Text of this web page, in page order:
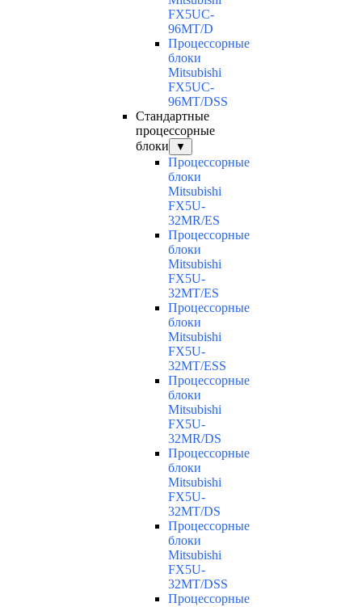
FX5UC-
96MT/D
Процессорные
блоки
Mitsubishi
FX5UC-
96MT/DSS
Стандартные
процессорные
блоки
▼
Процессорные
блоки
Mitsubishi
FX5U-
32MR/ES
Процессорные
блоки
Mitsubishi
FX5U-
32MT/ES
Процессорные
блоки
Mitsubishi
FX5U-
32MT/ESS
Процессорные
блоки
Mitsubishi
FX5U-
32MR/DS
Процессорные
блоки
Mitsubishi
FX5U-
32MT/DS
Процессорные
блоки
Mitsubishi
FX5U-
32MT/DSS
Процессорные